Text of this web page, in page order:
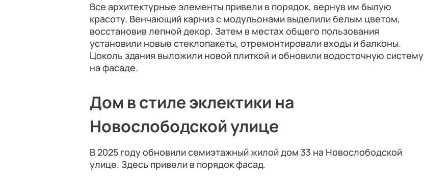
Все архитектурные элементы привели в порядок, вернув им былую
красоту. Венчающий карниз с модульонами выделили белым цветом,
восстановив лепной декор. Затем в местах общего пользования
установили новые стеклопакеты, отремонтировали входы и балконы.
Цоколь здания выложили новой плиткой и обновили водосточную систему
на фасаде.
Дом в стиле эклектики на
Новослободской улице
В 2025 году обновили семиэтажный жилой дом 33 на Новослободской
улице. Здесь привели в порядок фасад.